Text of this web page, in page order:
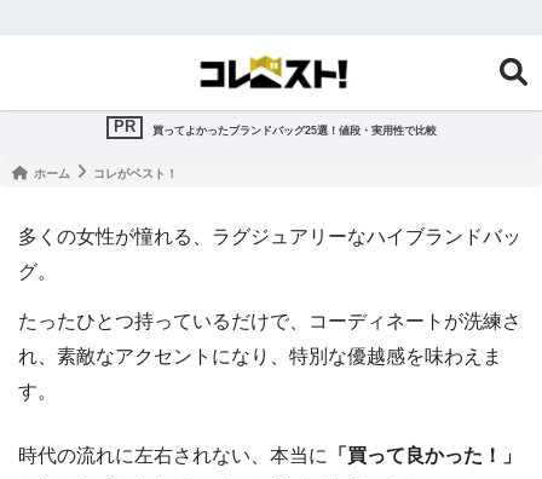
買ってよかったブランドバッグ25選！値段・実用性で比較
ホーム コレがベスト！
多くの女性が憧れる、ラグジュアリーなハイブランドバッ
グ。
たったひとつ持っているだけで、コーディネートが洗練さ
れ、素敵なアクセントになり、特別な優越感を味わえま
す。
時代の流れに左右されない、本当に
「買って良かった！」